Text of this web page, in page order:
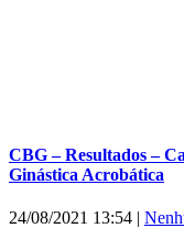
CBG – Resultados –
Ginástica Acrobática
24/08/2021 13:54 |